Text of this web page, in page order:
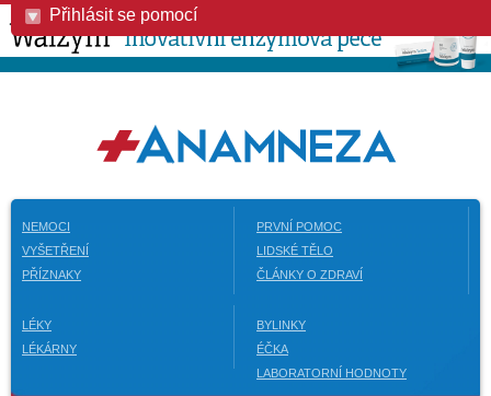
Přihlásit se pomocí
NEMOCI
VYŠETŘENÍ
PŘÍZNAKY
PRVNÍ POMOC
LIDSKÉ TĚLO
ČLÁNKY O ZDRAVÍ
LÉKY
LÉKÁRNY
BYLINKY
ÉČKA
LABORATORNÍ HODNOTY